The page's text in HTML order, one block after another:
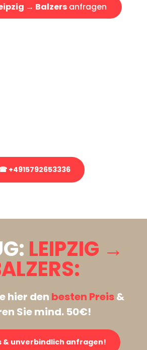
→ Balzers anfragen
+4915792653336
LEIPZIG →
hier den besten Preis&
Sie mind. 50€!
& unverbindlich anfragen!